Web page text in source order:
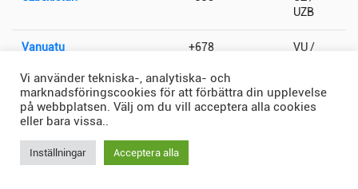
UZB
Vanuatu +678
VU /
Vatikanstaten +379 VA / VAT
Vi använder tekniska-, analytiska- och
marknadsföringscookies för att förbättra din upplevelse
på webbplatsen. Välj om du vill acceptera alla cookies
eller bara vissa..
Inställningar Acceptera alla